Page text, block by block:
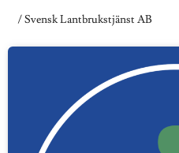
/ Svensk Lantbrukstjänst AB